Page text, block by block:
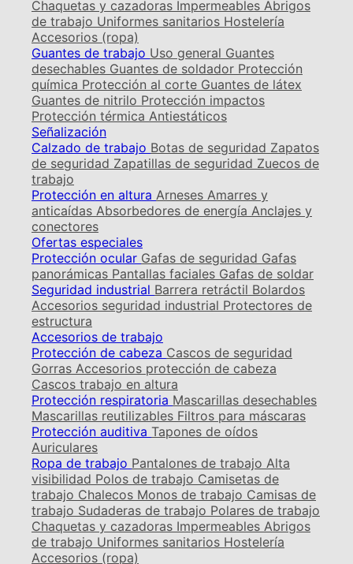
Chaquetas y cazadoras Impermeables Abrigos
de trabajo Uniformes sanitarios Hostelería
Accesorios (ropa)
Guantes de trabajo Uso general Guantes
desechables Guantes de soldador Protección
química Protección al corte Guantes de látex
Guantes de nitrilo Protección impactos
Protección térmica Antiestáticos
Señalización
Calzado de trabajo Botas de seguridad Zapatos
de seguridad Zapatillas de seguridad Zuecos de
trabajo
Protección en altura Arneses Amarres y
anticaídas Absorbedores de energía Anclajes y
conectores
Ofertas especiales
Protección ocular Gafas de seguridad Gafas
panorámicas Pantallas faciales Gafas de soldar
Seguridad industrial Barrera retráctil Bolardos
Accesorios seguridad industrial Protectores de
estructura
Accesorios de trabajo
Protección de cabeza Cascos de seguridad
Gorras Accesorios protección de cabeza
Cascos trabajo en altura
Protección respiratoria Mascarillas desechables
Mascarillas reutilizables Filtros para máscaras
Protección auditiva Tapones de oídos
Auriculares
Ropa de trabajo Pantalones de trabajo Alta
visibilidad Polos de trabajo Camisetas de
trabajo Chalecos Monos de trabajo Camisas de
trabajo Sudaderas de trabajo Polares de trabajo
Chaquetas y cazadoras Impermeables Abrigos
de trabajo Uniformes sanitarios Hostelería
Accesorios (ropa)